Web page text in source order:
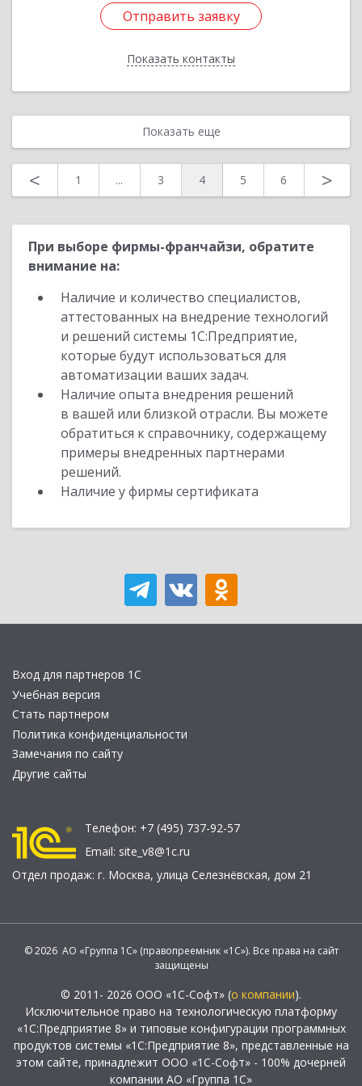
Отправить заявку
Показать контакты
Отправить заявку
Назад
Показать еще
< 1 ... 3 4 5 6 >
При выборе фирмы-франчайзи, обратите
внимание на:
Наличие и количество специалистов,
аттестованных на внедрение технологий
и решений системы 1С:Предприятие,
которые будут использоваться для
автоматизации ваших задач.
Наличие опыта внедрения решений
в вашей или близкой отрасли. Вы можете
обратиться к справочнику, содержащему
примеры внедренных партнерами
решений.
Наличие у фирмы сертификата
Вход для партнеров 1С
Учебная версия
Стать партнером
Политика конфиденциальности
Замечания по сайту
Другие сайты
Телефон: +7 (495) 737-92-57
Email: site_v8@1c.ru
Отдел продаж: г. Москва, улица Селезнёвская, дом 21
© 2026 АО «Группа 1С» (правопреемник «1С»). Все права на сайт
защищены
© 2011- 2026 ООО «1С-Софт» (о компании).
Исключительное право на технологическую платформу
«1С:Предприятие 8» и типовые конфигурации программных
продуктов системы «1С:Предприятие 8», представленные на
этом сайте, принадлежит ООО «1С-Софт» - 100% дочерней
компании АО «Группа 1С»